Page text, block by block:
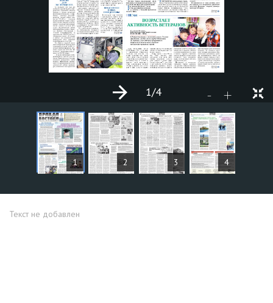
1 2 3 4
- +
1/4
СТАТЬИ
Текст не добавлен